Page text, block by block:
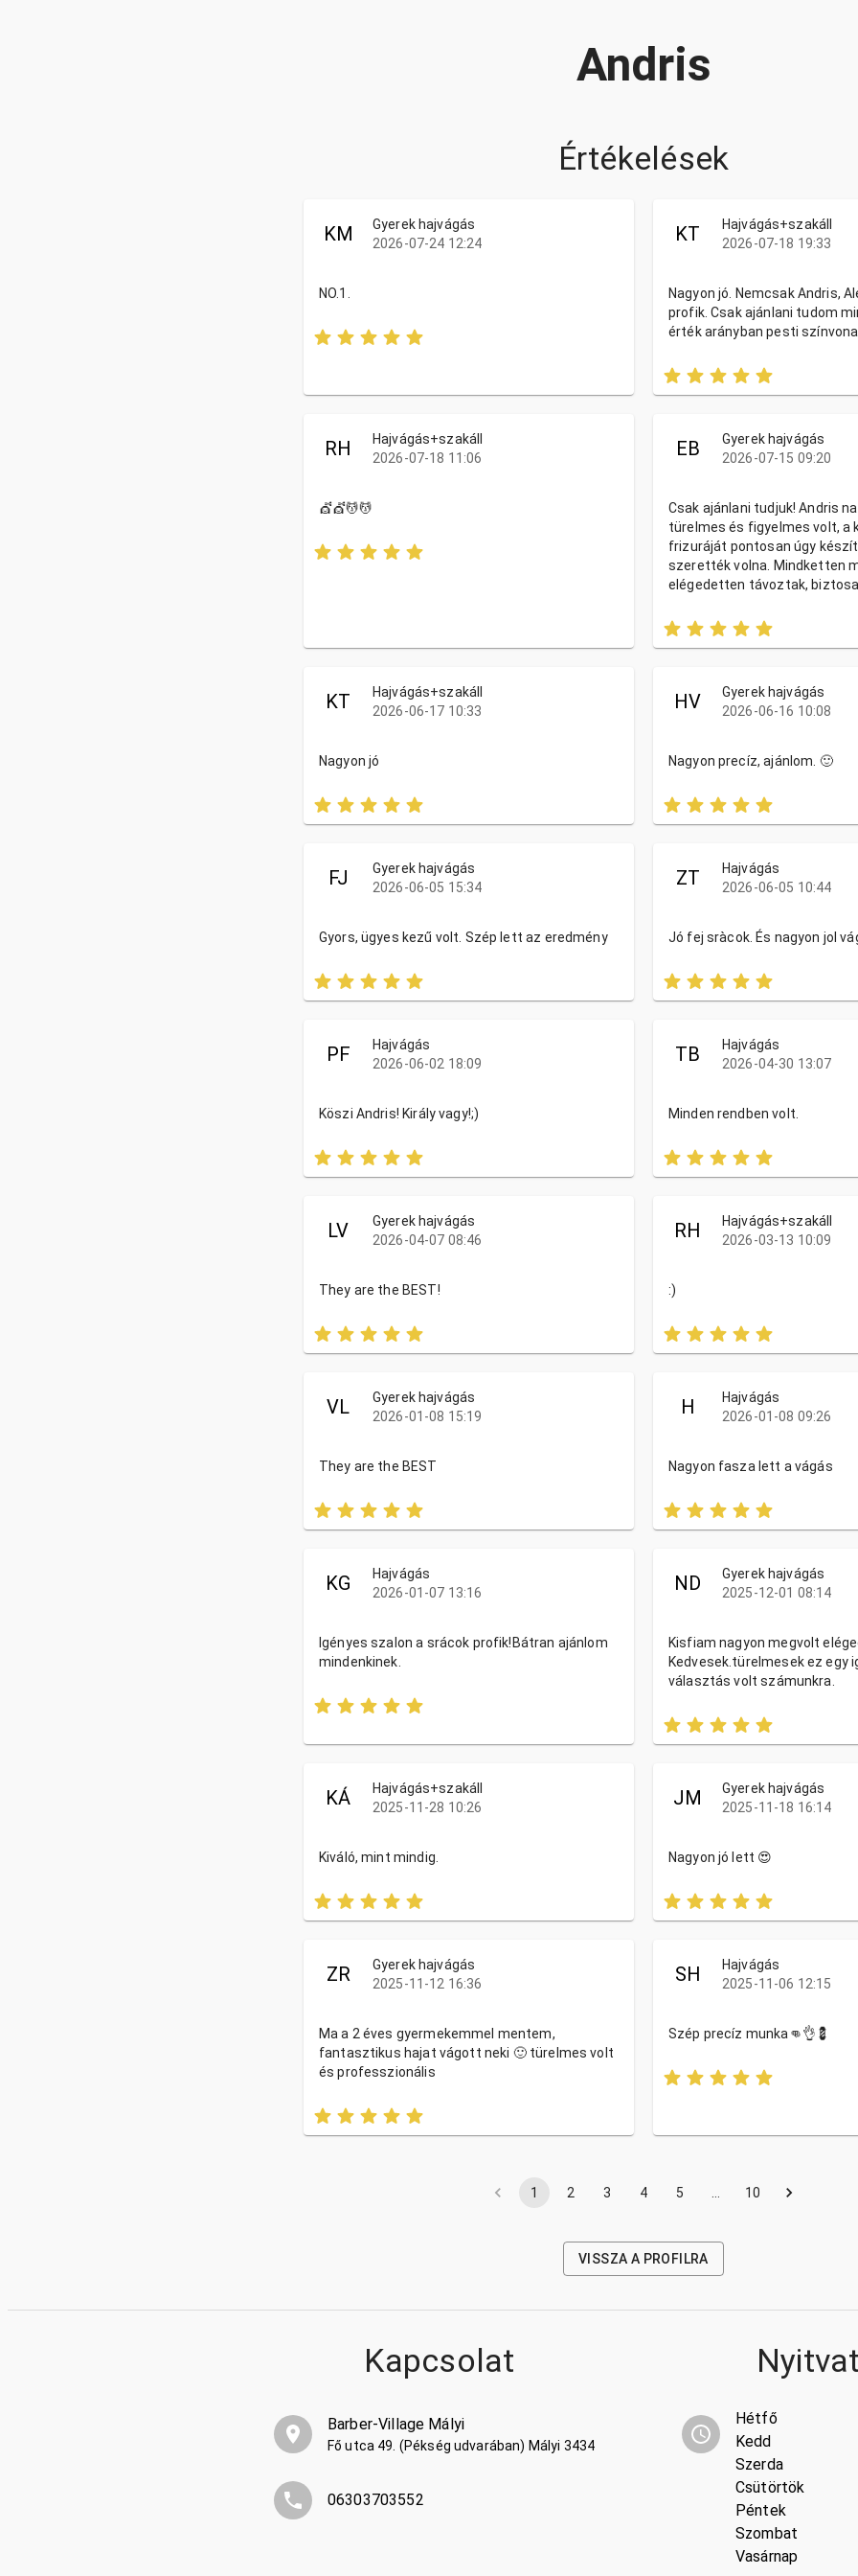
Andris
Értékelések
KM
Gyerek hajvágás
2026-07-24 12:24
NO.1.
KT
Hajvágás+szakáll
2026-07-18 19:33
Nagyon jó. Nemcsak Andris,
profik. Csak ajánlani tudom
érték arányban pesti
RH
Hajvágás+szakáll
2026-07-18 11:06
💇💇💆💆
EB
Gyerek hajvágás
2026-07-15 09:20
Csak ajánlani tudjuk! Andris
türelmes és figyelmes volt, a
frizuráját pontosan úgy
szerették volna. Mindketten
elégedetten távoztak,
KT
Hajvágás+szakáll
2026-06-17 10:33
Nagyon jó
HV
Gyerek hajvágás
2026-06-16 10:08
Nagyon precíz, ajánlom. 🙂
FJ
Gyerek hajvágás
2026-06-05 15:34
Gyors, ügyes kezű volt. Szép lett az eredmény
ZT
Hajvágás
2026-06-05 10:44
Jó fej sràcok. És nagyon jol
PF
Hajvágás
2026-06-02 18:09
Köszi Andris! Király vagy!;)
TB
Hajvágás
2026-04-30 13:07
Minden rendben volt.
LV
Gyerek hajvágás
2026-04-07 08:46
They are the BEST!
RH
Hajvágás+szakáll
2026-03-13 10:09
:)
VL
Gyerek hajvágás
2026-01-08 15:19
They are the BEST
H
Hajvágás
2026-01-08 09:26
Nagyon fasza lett a vágás
KG
Hajvágás
2026-01-07 13:16
Igényes szalon a srácok profik!Bátran ajánlom
mindenkinek.
ND
Gyerek hajvágás
2025-12-01 08:14
Kisfiam nagyon megvolt
Kedvesek.türelmesek ez egy
választás volt számunkra.
KÁ
Hajvágás+szakáll
2025-11-28 10:26
Kiváló, mint mindig.
JM
Gyerek hajvágás
2025-11-18 16:14
Nagyon jó lett 😍
ZR
Gyerek hajvágás
2025-11-12 16:36
Ma a 2 éves gyermekemmel mentem,
fantasztikus hajat vágott neki 🙂 türelmes volt
és professzionális
SH
Hajvágás
2025-11-06 12:15
Szép precíz munka👊👌💈
1 2 3 4 5 … 10
VISSZA A PROFILRA
Kapcsolat
Barber-Village Mályi
Fő utca 49. (Pékség udvarában) Mályi 3434
06303703552
Hétfő
Kedd
Szerda
Csütörtök
Péntek
Szombat
Vasárnap